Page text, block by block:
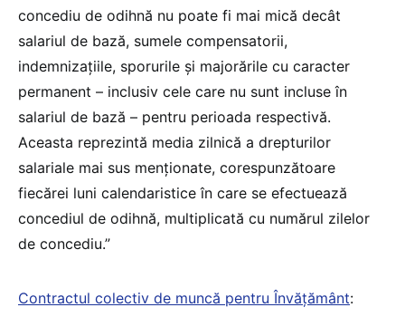
concediu de odihnă nu poate fi mai mică decât
salariul de bază, sumele compensatorii,
indemnizațiile, sporurile și majorările cu caracter
permanent – inclusiv cele care nu sunt incluse în
salariul de bază – pentru perioada respectivă.
Aceasta reprezintă media zilnică a drepturilor
salariale mai sus menționate, corespunzătoare
fiecărei luni calendaristice în care se efectuează
concediul de odihnă, multiplicată cu numărul zilelor
de concediu.”
Contractul colectiv de muncă pentru Învățământ: